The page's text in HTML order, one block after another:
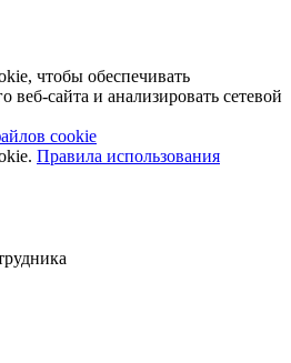
чтобы обеспечивать
веб-сайта и анализировать сетевой
cookie
Правила использования